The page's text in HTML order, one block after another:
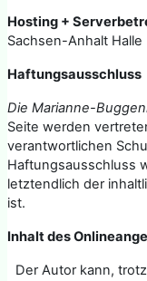
Hosting +
Sachsen-Anhalt Halle
Haftungsausschluss
Die Marianne-
Seite werden
verantwortlichen
Haftungsausschluss
letztendlich der
ist.
Inhalt des
Der Autor kann,